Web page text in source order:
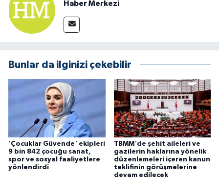
Haber Merkezi
Bunlar da ilginizi çekebilir
'Çocuklar Güvende' ekipleri
9 bin 842 çocuğu sanat,
spor ve sosyal faaliyetlere
yönlendirdi
TBMM'de şehit aileleri ve
gazilerin haklarına yönelik
düzenlemeleri içeren kanun
teklifinin görüşmelerine
devam edilecek